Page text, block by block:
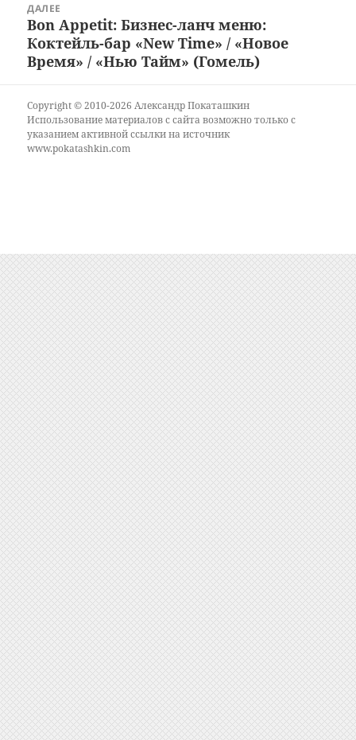
ДАЛЕЕ
Следующая
запись:
Bon Appetit: Бизнес-ланч меню:
Коктейль-бар «New Time» / «Новое
Время» / «Нью Тайм» (Гомель)
Copyright © 2010-2026 Александр Покаташкин
Использование материалов с сайта возможно только с
указанием активной ссылки на источник
www.pokatashkin.com